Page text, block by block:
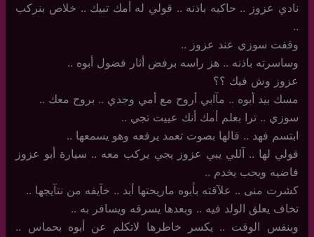
نادي عزوز .. حاكيه باذنه .. قولي له أمك تبيك .. خلاص بنركب
..
وقفت سوزي عند عزوز ..
وساسرته باذنه .. هز راسه برفض أثار فضول أبوه ..
عزوز وش فيك ؟؟
مسك بيد أبوه ‏.. مآابي أروح مع أمي وجدي .. بروح معك ..
سوزي .. ترا بعلم أمك أنك عييت تجي ..
ابتسم فهد .. قالها بصوت تعمد يرفعه وهو يسمعها ..
قولي لها .. آللي يبي عزوز يجي يركب معه .. سيارة أبو عزوز
فاضيه ويحب يخدم ..
كشرت منى .. علآقته بأبوه ماريحتها أبد .. خآيفه من نتآيجها ..
تخاف يعلق الولد فيه .. وبعدها يسرقه ويسافر به ..
وبنفس الوقت .. يكسر خاطرها لاتكلم عن أبوه بحماس ..